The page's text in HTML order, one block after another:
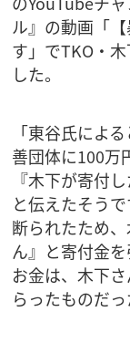
ル』の動画「
す」でTKO・
した。
「東谷氏によ
善団体に100万
『木下が寄付
と伝えたそう
断られたため
ん』と寄付金
お金は、木下
らったものだっ